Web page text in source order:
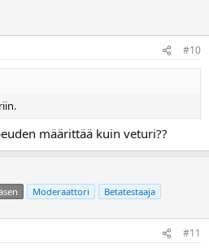
#10
määrittää kuin veturi??
Moderaattori Betatestaaja
#11